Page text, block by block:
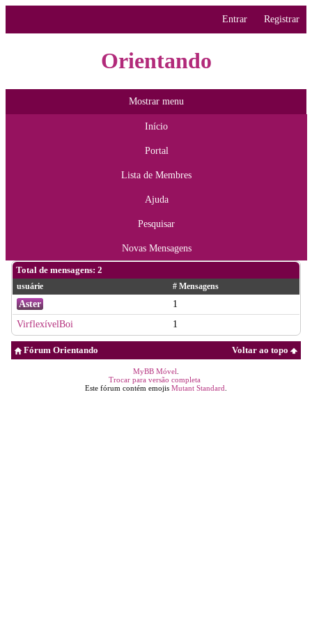
Entrar Registrar
Orientando
Mostrar menu
Início
Portal
Lista de Membres
Ajuda
Pesquisar
Novas Mensagens
Total de mensagens: 2
usuárie # Mensagens
Aster
1
VirflexívelBoi
1
Voltar ao topo
Fórum Orientando
MyBB Móvel
Trocar para versão completa
Este fórum contém emojis Mutant Standard